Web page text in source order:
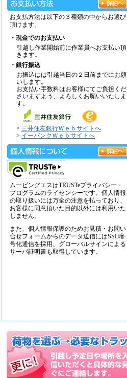
お支払方法は以下の３種類の中からお選び
頂けます。
・現金でのお支払い
引越し作業開始前に作業員へお支払い頂
きます。
・銀行振込
お振込はは引越当日の２日前までにお願
いします。
お支払い手数料はお客様にてご負担くだ
さいますよう、よろしくお願いいたしま
す。
> 三井住友銀行Ｗｅｂサイトへ
> イーバンクＷｅｂサイトへ
ムービングエスはTRUSTeプライバシー・
プログラムのライセンシーです。個人情報
の取り扱いには万全の注意を払っており、
お客様に同意頂いた目的以外には利用いた
しません。
また、個人情報保護のためお見積・お問い
合せフォームからのデータ送信にはSSL暗
号化通信を採用、グローバルサインによる
サーバ証明書も取得しています。